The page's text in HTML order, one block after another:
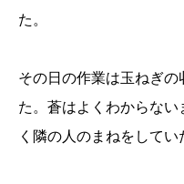
た。
その日の作業は玉ねぎ
た。蒼はよくわからな
く隣の人のまねをしてい